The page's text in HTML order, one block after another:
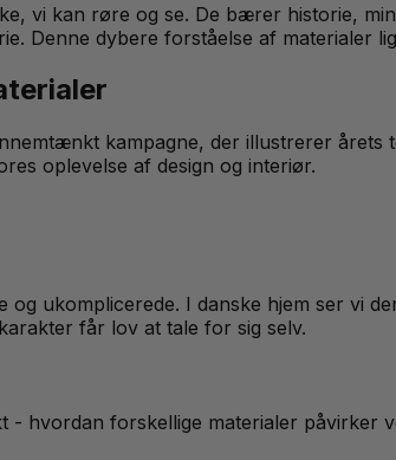
vi kan røre og se. De bærer historie,
Denne dybere forståelse af materialer
kampagne, der illustrerer
oplevelse af design og interiør.
ukomplicerede. I danske hjem ser vi
får lov at tale for sig selv.
hvordan forskellige materialer